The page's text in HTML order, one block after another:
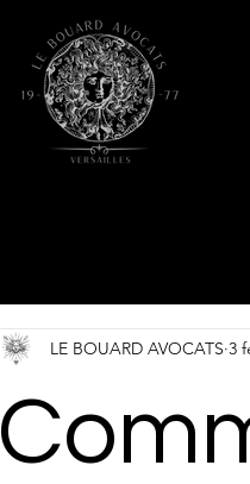
LE BOUARD AVOCATS 3